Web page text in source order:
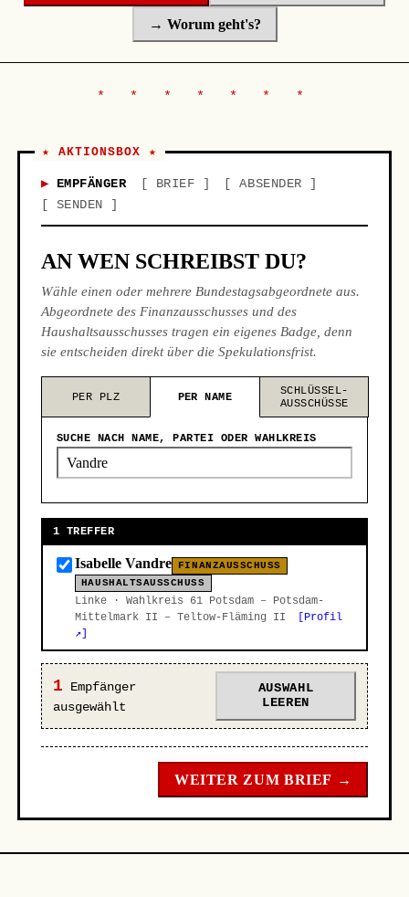
→ Worum geht's?
★ AKTIONSBOX ★
EMPFÄNGER BRIEF
ABSENDER
SENDEN
AN WEN SCHREIBST DU?
Wähle einen oder mehrere Bundestagsabgeordnete aus.
Abgeordnete des Finanzausschusses und des
Haushaltsausschusses tragen ein eigenes Badge, denn
sie entscheiden direkt über die Spekulationsfrist.
PER PLZ PER NAME
SCHLÜSSEL-
AUSSCHÜSSE
SUCHE NACH NAME, PARTEI ODER WAHLKREIS
1 TREFFER
Isabelle Vandre
FINANZAUSSCHUSS
HAUSHALTSAUSSCHUSS
Linke · Wahlkreis 61 Potsdam – Potsdam-
Mittelmark II – Teltow-Fläming II
[Profil
↗]
1 Empfänger
ausgewählt
AUSWAHL
LEEREN
WEITER ZUM BRIEF →